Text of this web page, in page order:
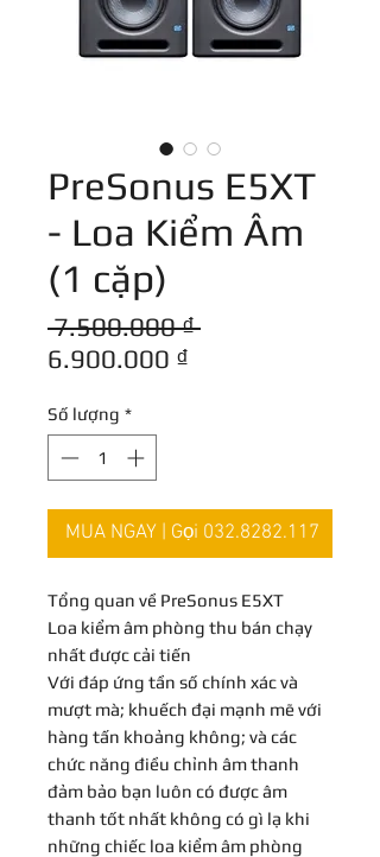
PreSonus E5XT
- Loa Kiểm Âm
(1 cặp)
7.500.000 ₫ Giá
6.900.000 ₫
Số lượng *
MUA NGAY | Gọi 032.8282.117
Tổng quan về PreSonus E5XT
Loa kiểm âm phòng thu bán chạy
nhất được cải tiến
Với đáp ứng tần số chính xác và
mượt mà; khuếch đại mạnh mẽ với
hàng tấn khoảng không; và các
chức năng điều chỉnh âm thanh
đảm bảo bạn luôn có được âm
thanh tốt nhất không có gì lạ khi
những chiếc loa kiểm âm phòng